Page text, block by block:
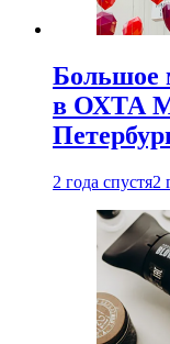
Большое
в ОХТА
2 года спустя2